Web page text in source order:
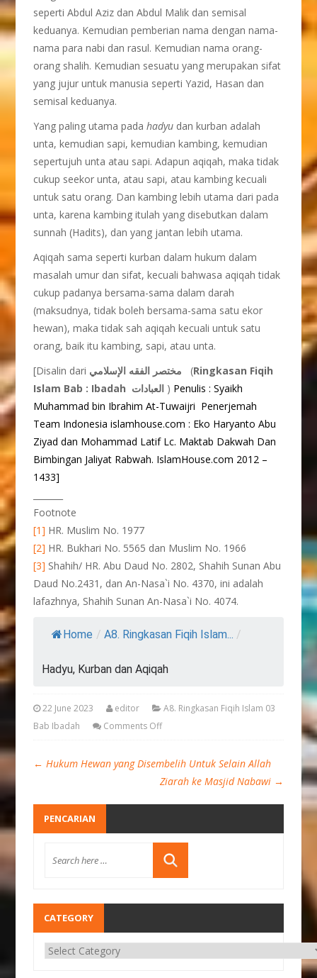
seperti Abdul Aziz dan Abdul Malik dan semisal
keduanya. Kemudian pemberian nama dengan nama-
nama para nabi dan rasul. Kemudian nama orang-
orang shalih. Kemudian sesuatu yang merupakan sifat
yang jujur untuk manusia seperti Yazid, Hasan dan
semisal keduanya.
Yang paling utama padahadyu dan kurban adalah
unta, kemudian sapi, kemudian kambing, kemudian
sepertujuh unta atau sapi. Adapun aqiqah, maka tidak
cukup seekor unta, atau sapi, atau kambing kecuali
untuk satu orang. Dan kambing lebih utama dari pada
unta, karena kambing itulah yang disebutkan dalam
sunnah (Hadits), dan yang jantan lebih utama.
Aqiqah sama seperti kurban dalam hukum dalam
masalah umur dan sifat, kecuali bahwasa aqiqah tidak
cukup padanya bersama-sama dalam darah
(maksudnya, tidak boleh bersama-sama satu ekor
hewan), maka tidak sah aqiqah kecuali untuk satu
orang, baik itu kambing, sapi, atau unta.
[Disalin dari مختصر الفقه الإسلامي (Ringkasan Fiqih
Islam Bab : Ibadah
) Penulis : Syaikh
Muhammad bin Ibrahim At-Tuwaijri Penerjemah
Team Indonesia islamhouse.com : Eko Haryanto Abu
Ziyad dan Mohammad Latif Lc. Maktab Dakwah Dan
Bimbingan Jaliyat Rabwah. IslamHouse.com 2012 –
1433]
Footnote
[1] HR. Muslim No. 1977
[2] HR. Bukhari No. 5565 dan Muslim No. 1966
[3] Shahih/ HR. Abu Daud No. 2802, Shahih Sunan Abu
Daud No.2431, dan An-Nasa`i No. 4370, ini adalah
lafazhnya, Shahih Sunan An-Nasa`i No. 4074.
Home / A8. Ringkasan Fiqih Islam... /
Hadyu, Kurban dan Aqiqah
22 June 2023 editor
A8. Ringkasan Fiqih Islam 03
Bab Ibadah
Comments Off
← Hukum Hewan yang Disembelih Untuk Selain Allah
Ziarah ke Masjid Nabawi →
PENCARIAN
CATEGORY